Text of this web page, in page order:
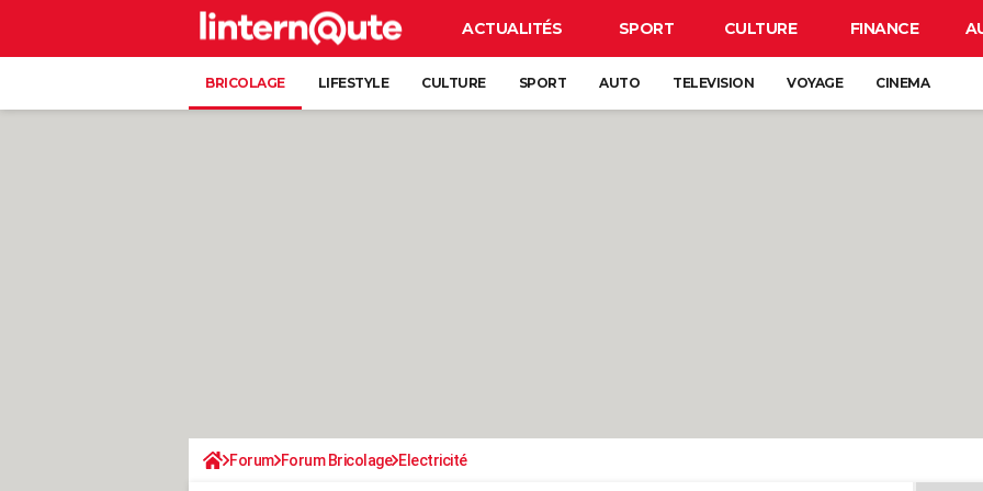
ACTUALITÉS SPORT CULTURE FINANCE
BRICOLAGE LIFESTYLE CULTURE SPORT AUTO TELEVISION VOYAGE CINEMA
Forum Forum Bricolage Electricité